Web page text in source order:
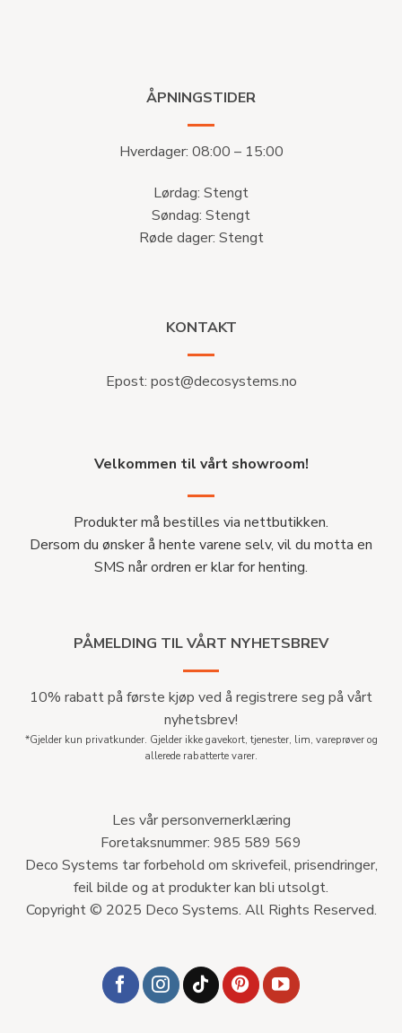
ÅPNINGSTIDER
Hverdager: 08:00 – 15:00
Lørdag: Stengt
Søndag: Stengt
Røde dager: Stengt
KONTAKT
Epost: post@decosystems.no
Velkommen til vårt showroom!
Produkter må bestilles via nettbutikken.
Dersom du ønsker å hente varene selv, vil du motta en
SMS når ordren er klar for henting.
PÅMELDING TIL VÅRT NYHETSBREV
10% rabatt på første kjøp ved å registrere seg på vårt
nyhetsbrev!
*Gjelder kun privatkunder. Gjelder ikke gavekort, tjenester, lim, vareprøver og
allerede rabatterte varer.
Les vår personvernerklæring
Foretaksnummer: 985 589 569
Deco Systems tar forbehold om skrivefeil, prisendringer,
feil bilde og at produkter kan bli utsolgt.
Copyright © 2025 Deco Systems. All Rights Reserved.